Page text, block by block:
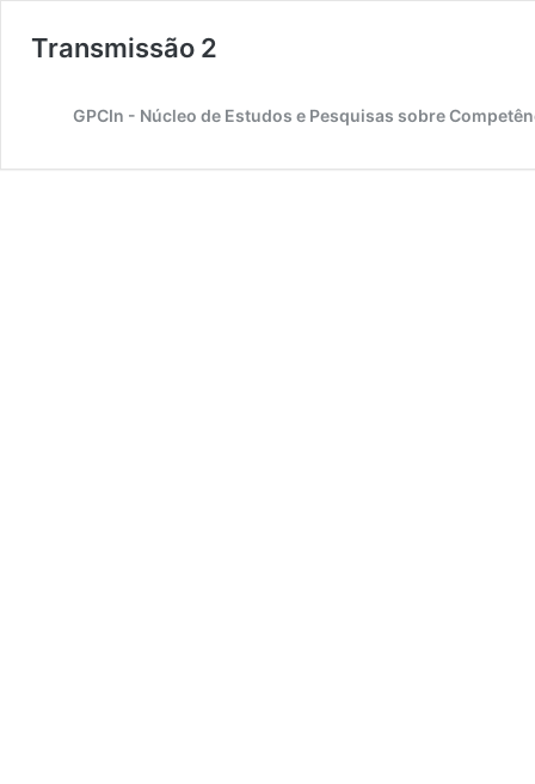
Transmissão 2
GPCIn - Núcleo de Estudos e Pesquisas sobre